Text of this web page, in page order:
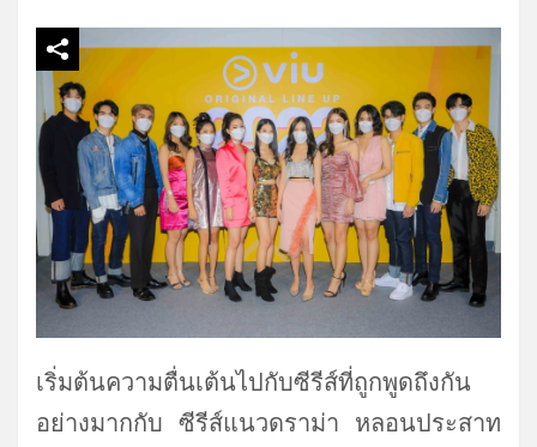
เริ่มต้นความตื่นเต้นไปกับซีรีส์ที่ถูกพูดถึงกัน
อย่างมากกับ ซีรีส์แนวดราม่า หลอนประสาท